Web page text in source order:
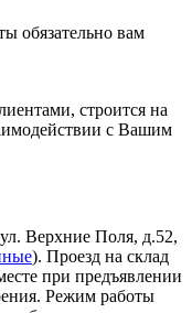
обязательно вам
строится на
с Вашим
Верхние Поля, д.52,
). Проезд на склад
при предъявлении
Режим работы